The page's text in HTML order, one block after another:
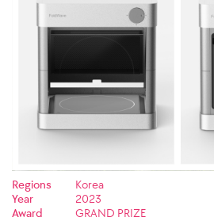
Regions
Korea
Year
2023
Award
GRAND PRIZE